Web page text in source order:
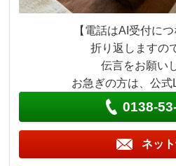
【電話はAI受付につ
折り返しますの
伝言をお願い
お急ぎの方は、公式
0138-
ネッ